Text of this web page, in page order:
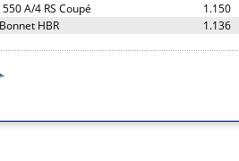
550 A/4 RS Coupé
1.150
HBR 1.136